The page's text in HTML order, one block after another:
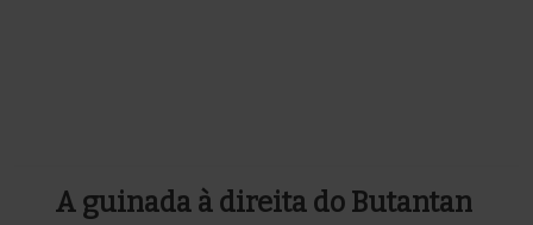
A guinada à direita do Butantan